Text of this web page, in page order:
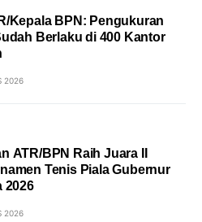
Kepala BPN: Pengukuran
Berlaku di 400 Kantor
2026
ATR/BPN Raih Juara II
Tenis Piala Gubernur
2026
2026